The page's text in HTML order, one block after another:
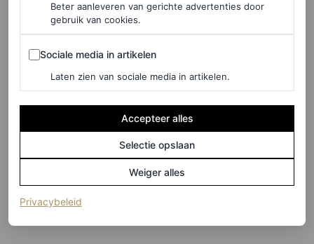
Beter aanleveren van gerichte advertenties door
gebruik van cookies.
Sociale media in artikelen
Sociale media in artikelen
Laten zien van sociale media in artikelen.
Accepteer alles
Selectie opslaan
Weiger alles
Privacybeleid